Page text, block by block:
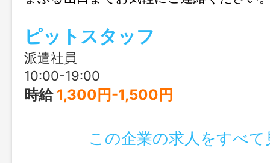
ピットスタッフ
派遣社員
10:00-19:00
時給 1,300円-1,500円
この企業の求人をすべて